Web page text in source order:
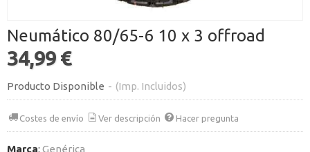
Neumático 80/65-6 10 x 3 offroad
34,99 €
Producto Disponible - (Imp. Incluidos)
Costes de envío Ver descripción Hacer pregunta
Marca: Genérica